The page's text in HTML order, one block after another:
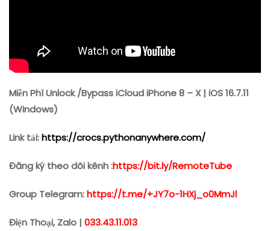
Miễn Phí Unlock /Bypass iCloud iPhone 8 – X | iOS 16.7.11
(Windows)
Link tải:https://crocs.pythonanywhere.com/
Đăng ký theo dõi kênh :https://bit.ly/RemoteTube
Group Telegram:https://t.me/+JY7o-1HXj_o0MmJl
Điện Thoại, Zalo | 033.43.11.013